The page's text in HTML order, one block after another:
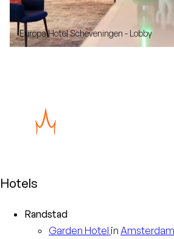
Europa Hotel Scheveningen - Lobby
Hotels
Randstad
Garden Hotel in Amsterdam